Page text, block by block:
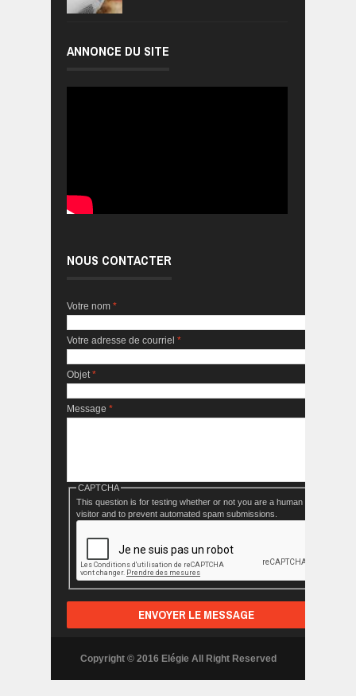
ANNONCE DU SITE
NOUS CONTACTER
Votre nom *
Votre adresse de courriel *
Objet *
Message *
CAPTCHA
This question is for testing whether or not you are a human
visitor and to prevent automated spam submissions.
Copyright © 2016 Elégie All Right Reserved